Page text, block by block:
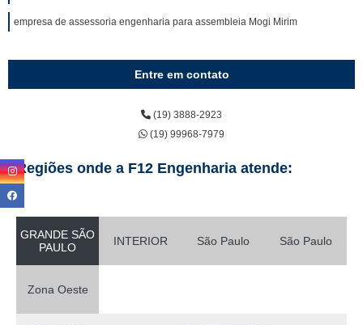
empresa de assessoria engenharia para assembleia Mogi Mirim
Entre em contato
(19) 3888-2923
(19) 99968-7979
Regiões onde a F12 Engenharia atende:
GRANDE SÃO
PAULO
INTERIOR São Paulo São Paulo
Zona Oeste